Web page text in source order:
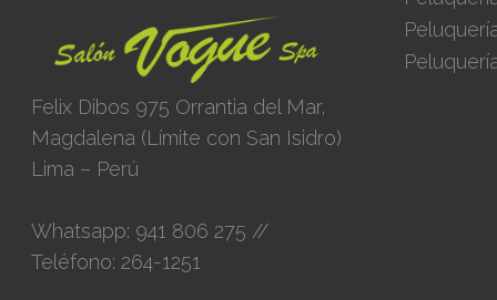
Felix Dibos 975 Orrantia del Mar,
Magdalena (Límite con San Isidro)
Lima – Perú
Whatsapp: 941 806 275 //
Teléfono: 264-1251